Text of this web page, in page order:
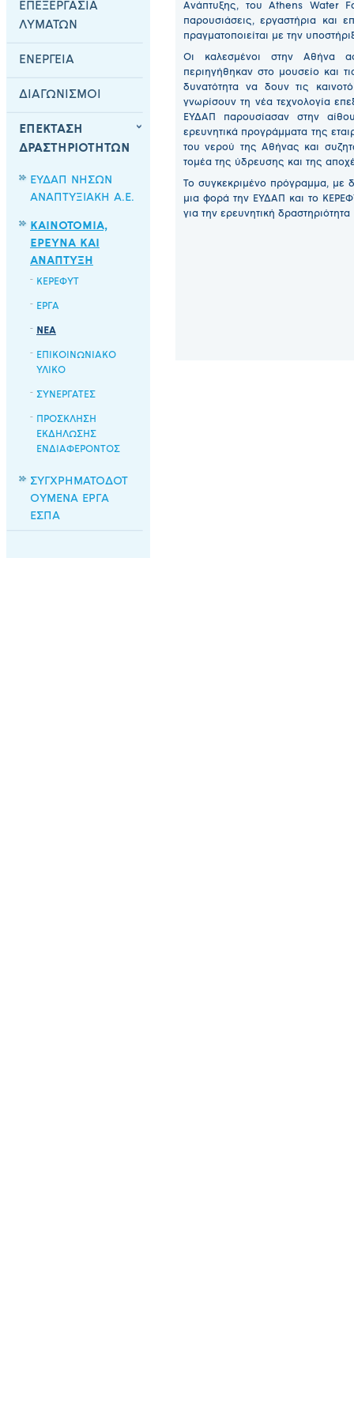
ΕΠΕΞΕΡΓΑΣΙΑ
ΛΥΜΑΤΩΝ
ΕΝΕΡΓΕΙΑ
ΔΙΑΓΩΝΙΣΜΟΙ
ΕΠΕΚΤΑΣΗ
ΔΡΑΣΤΗΡΙΟΤΗΤΩΝ
ΕΥΔΑΠ ΝΗΣΩΝ
ΑΝΑΠΤΥΞΙΑΚΗ Α.Ε.
ΚΑΙΝΟΤΟΜΙΑ,
ΕΡΕΥΝΑ ΚΑΙ
ΑΝΑΠΤΥΞΗ
ΚΕΡΕΦΥΤ
ΕΡΓΑ
ΝΕΑ
ΕΠΙΚΟΙΝΩΝΙΑΚΟ
ΥΛΙΚΟ
ΣΥΝΕΡΓΑΤΕΣ
ΠΡΟΣΚΛΗΣΗ
ΕΚΔΗΛΩΣΗΣ
ΕΝΔΙΑΦΕΡΟΝΤΟΣ
ΣΥΓΧΡΗΜΑΤΟΔΟΤ
ΟΥΜΕΝΑ ΕΡΓΑ
ΕΣΠΑ
Ανάπτυξης, του Athens Water
παρουσιάσεις, εργαστήρια και
πραγματοποιείται με την
Οι καλεσμένοι στην Αθήνα
περιηγήθηκαν στο μουσείο και
δυνατότητα να δουν τις
γνωρίσουν τη νέα τεχνολογία
ΕΥΔΑΠ παρουσίασαν στην
ερευνητικά προγράμματα της
του νερού της Αθήνας και
τομέα της ύδρευσης και της
Το συγκεκριμένο πρόγραμμα, με
μια φορά την ΕΥΔΑΠ και το
για την ερευνητική δραστηριότητα